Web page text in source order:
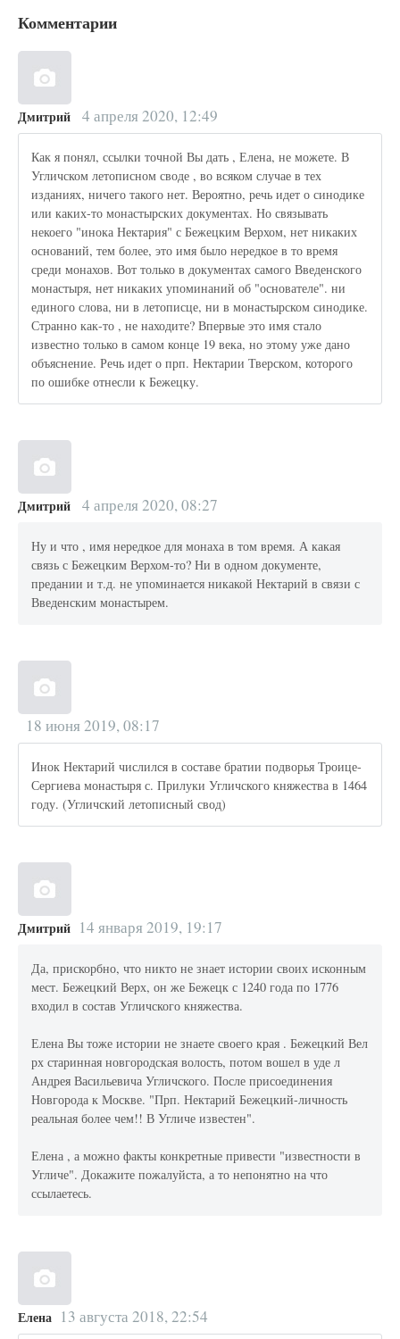
Комментарии
Дмитрий 4 апреля 2020, 12:49
Как я понял, ссылки точной Вы дать , Елена, не можете. В
Угличском летописном своде , во всяком случае в тех
изданиях, ничего такого нет. Вероятно, речь идет о синодике
или каких-то монастырских документах. Но связывать
некоего "инока Нектария" с Бежецким Верхом, нет никаких
оснований, тем более, это имя было нередкое в то время
среди монахов. Вот только в документах самого Введенского
монастыря, нет никаких упоминаний об "основателе". ни
единого слова, ни в летописце, ни в монастырском синодике.
Странно как-то , не находите? Впервые это имя стало
известно только в самом конце 19 века, но этому уже дано
объяснение. Речь идет о прп. Нектарии Тверском, которого
по ошибке отнесли к Бежецку.
Дмитрий 4 апреля 2020, 08:27
Ну и что , имя нередкое для монаха в том время. А какая
связь с Бежецким Верхом-то? Ни в одном документе,
предании и т.д. не упоминается никакой Нектарий в связи с
Введенским монастырем.
18 июня 2019, 08:17
Инок Нектарий числился в составе братии подворья Троице-
Сергиева монастыря с. Прилуки Угличского княжества в 1464
году. (Угличский летописный свод)
Дмитрий 14 января 2019, 19:17
Да, прискорбно, что никто не знает истории своих исконным
мест. Бежецкий Верх, он же Бежецк с 1240 года по 1776
входил в состав Угличского княжества.
Елена Вы тоже истории не знаете своего края . Бежецкий Вел
рх старинная новгородская волость, потом вошел в уде л
Андрея Васильевича Угличского. После присоединения
Новгорода к Москве. "Прп. Нектарий Бежецкий-личность
реальная более чем!! В Угличе известен".
Елена , а можно факты конкретные привести "известности в
Угличе". Докажите пожалуйста, а то непонятно на что
ссылаетесь.
Елена 13 августа 2018, 22:54